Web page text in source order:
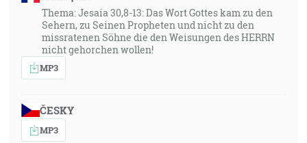
Thema: Jesaia 30,8-13: Das Wort Gottes kam zu den
Sehern, zu Seinen Propheten und nicht zu den
missratenen Söhne die den Weisungen des HERRN
nicht gehorchen wollen!
MP3
ČESKY
MP3